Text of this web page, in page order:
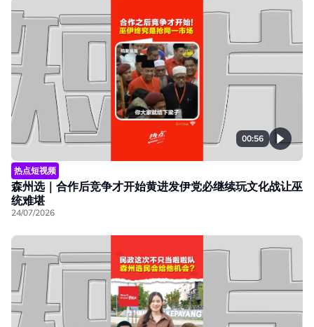
00:56
热点短视频
森州选｜合作后竞争才开始黄进发伊党必继续玩文化战让巫
统难堪
24/07/2026